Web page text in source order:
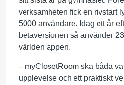
verksamheten fick en rivstart
5000 användare. Idag ett år
betaversionen så använder
världen appen.
– myClosetRoom ska båda
upplevelse och ett praktiskt